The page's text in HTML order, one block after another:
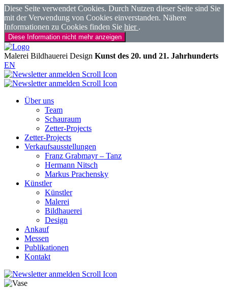
Diese Seite verwendet Cookies. Durch Nutzen dieser Seite sind Sie
mit der Verwendung von Cookies einverstanden. Nähere
Informationen zu Cookies finden Sie hier .
Diese Information nicht mehr anzeigen
Malerei Bildhauerei Design Kunst des 20. und 21. Jahrhunderts
EN
Über uns
Team
Schauraum
Zetter-Projects
Zetter-Projects
Verkaufsausstellungen
Franz Grabmayr – Tanz
Hermann Nitsch
Markus Prachensky
Künstler
Künstler
Malerei
Bildhauerei
Design
Ankauf
Messen
Publikationen
Kontakt